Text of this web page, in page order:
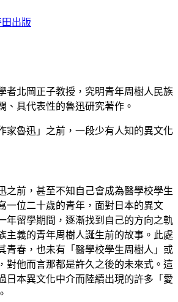
出版
者北岡正子教授，究明青年周樹人民族
、具代表性的魯迅研究著作。
家魯迅」之前，一段少有人知的異文化
之前，甚至不知自己會成為醫學校學生
一位二十歲的青年，面對日本的異文
年留學期間，逐漸找到自己的方向之軌
主義的青年周樹人誕生前的故事。此處
青春，也未有「醫學校學生周樹人」或
對他而言那都是許久之後的未來式。這
日本異文化中介而陸續出現的許多「愛